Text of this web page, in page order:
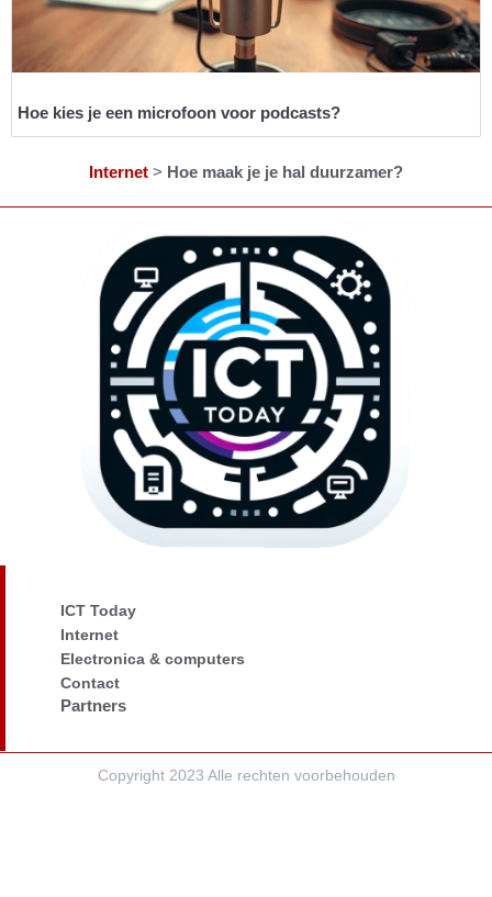
Hoe kies je een microfoon voor podcasts?
Internet > Hoe maak je je hal duurzamer?
ICT Today
Internet
Electronica & computers
Contact
Partners
Copyright 2023 Alle rechten voorbehouden